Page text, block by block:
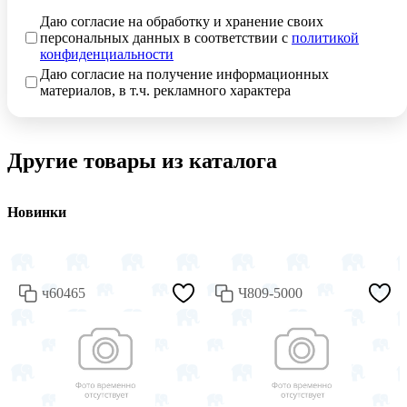
Даю согласие на обработку и хранение своих
персональных данных в соответствии с политикой
конфиденциальности
Даю согласие на получение информационных
материалов, в т.ч. рекламного характера
Другие товары из каталога
Новинки
ч60465 Ч809-5000